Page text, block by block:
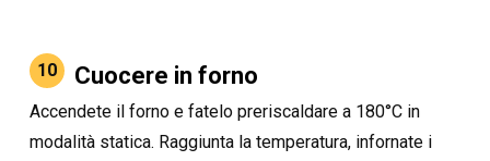
10 Cuocere in forno
Accendete il forno e fatelo preriscaldare a 180°C in
modalità statica. Raggiunta la temperatura, infornate i